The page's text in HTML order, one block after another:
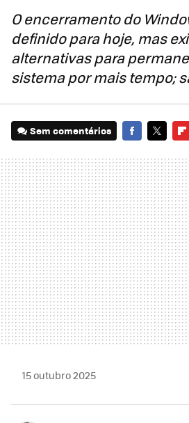
O encerramento do
definido para hoje, mas
alternativas para
sistema por mais tempo;
Sem comentários
15 outubro 2025